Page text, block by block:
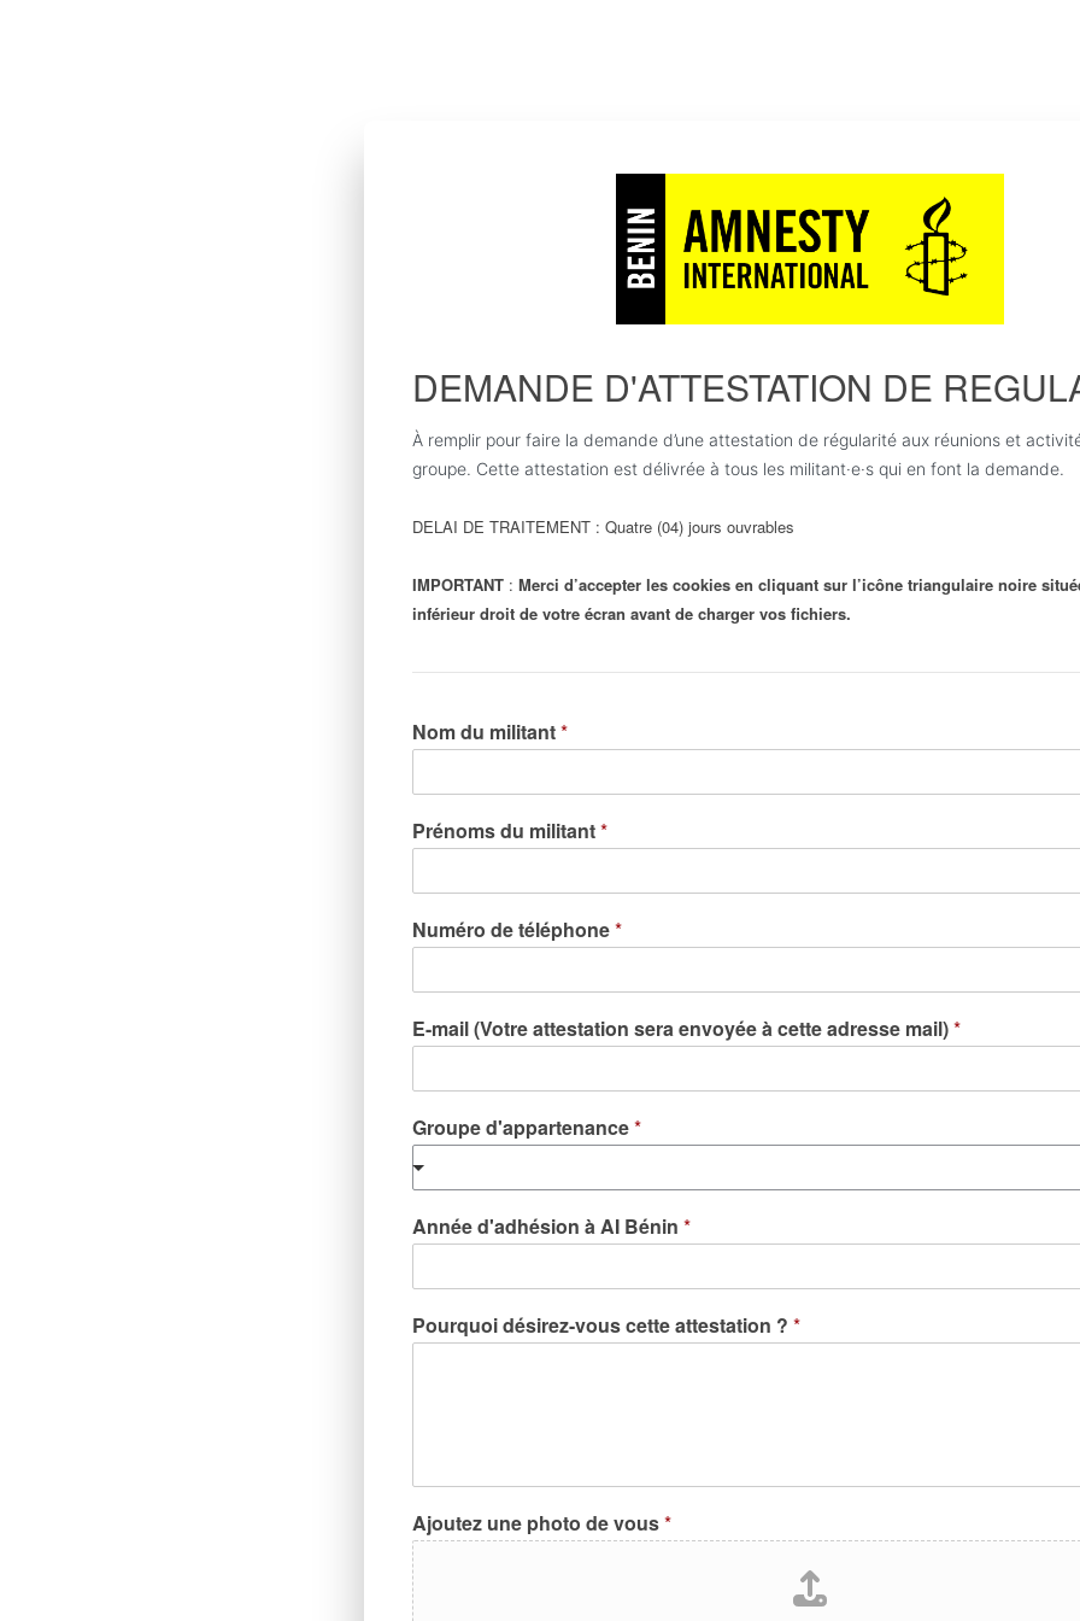
DEMANDE D'ATTESTATION DE
À remplir pour faire la demande d’une attestation de régularité aux réunions et
groupe. Cette attestation est délivrée à tous les militant·e·s qui en font la demande.
DELAI DE TRAITEMENT : Quatre (04) jours ouvrables
IMPORTANT : Merci d’accepter les cookies en cliquant sur l’icône triangulaire noire
inférieur droit de votre écran avant de charger vos fichiers.
Nom du militant*
Prénoms du militant*
Numéro de téléphone*
E-mail (Votre attestation sera envoyée à cette adresse mail)*
Groupe d'appartenance*
Année d'adhésion à AI Bénin *
Pourquoi désirez-vous cette attestation ? *
Ajoutez une photo de vous*